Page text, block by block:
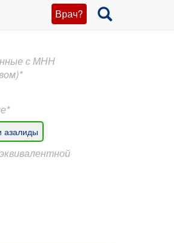
Врач?
с МНН
азалиды